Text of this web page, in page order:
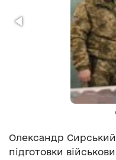
Олександр
підготовки